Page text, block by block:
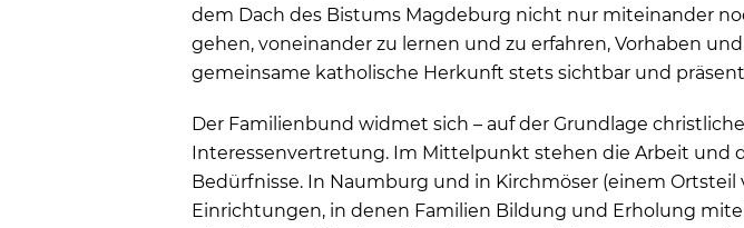
dem Dach des Bistums Magdeburg nicht nur miteinander
gehen, voneinander zu lernen und zu erfahren, Vorhaben
gemeinsame katholische Herkunft stets sichtbar und präsent
Der Familienbund widmet sich – auf der Grundlage
Interessenvertretung. Im Mittelpunkt stehen die Arbeit und
Bedürfnisse. In Naumburg und in Kirchmöser (einem
Einrichtungen, in denen Familien Bildung und Erholung